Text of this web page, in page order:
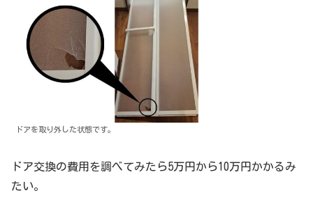
ドアを取り外した状態です。
ドア交換の費用を調べてみたら5万円から10万円かかるみ
たい。